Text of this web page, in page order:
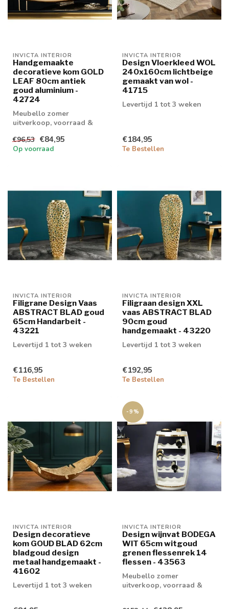
INVICTA INTERIOR
Handgemaakte
decoratieve kom GOLD
LEAF 80cm antiek
goud aluminium -
42724
Meubello zomer
uitverkoop, voorraad &
levertijd 1/2 wek...
€96,53 €84,95
Op voorraad
INVICTA INTERIOR
Design Vloerkleed WOL
240x160cm lichtbeige
gemaakt van wol -
41715
Levertijd 1 tot 3 weken
€184,95
Te Bestellen
INVICTA INTERIOR
Filigrane Design Vaas
ABSTRACT BLAD goud
65cm Handarbeit -
43221
Levertijd 1 tot 3 weken
€116,95
Te Bestellen
INVICTA INTERIOR
Filigraan design XXL
vaas ABSTRACT BLAD
90cm goud
handgemaakt - 43220
Levertijd 1 tot 3 weken
€192,95
Te Bestellen
INVICTA INTERIOR
Design decoratieve
kom GOUD BLAD 62cm
bladgoud design
metaal handgemaakt -
41602
Levertijd 1 tot 3 weken
-9%
INVICTA INTERIOR
Design wijnvat BODEGA
WIT 65cm witgoud
grenen flessenrek 14
flessen - 43563
Meubello zomer
uitverkoop, voorraad &